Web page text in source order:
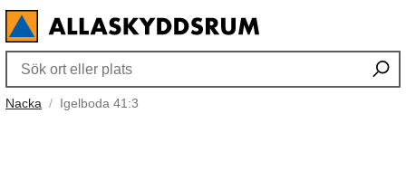
Nacka Igelboda 41:3